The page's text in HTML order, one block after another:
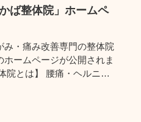
ば整体院」ホームペ
み・痛み改善専門の整体院
ホームページが公開されま
院とは】 腰痛・ヘルニ